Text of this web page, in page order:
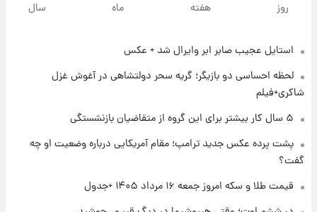
روزها پربارش‌تر خواهند بود؟
۱ روز پیش
شد؛ تیکدری، محبی و سرگیف با اعداد ویژه
۱ روز پیش
شد+فیلم
۱ روز پیش
روز هفته ماه سال
استایل عجیب صابر ابر وایرال شد + عکس
لحظه احساسی دو بازیگر؛ گریه سحر دولتشاهی در آغوش غزل
شاکری+فیلم
۵ سال کار بیشتر برای این گروه از متقاضیان بازنشستگی
پشت پرده عکس جدید ترامپ؛ مقام آمریکایی درباره وضعیت او چه
گفت؟
قیمت طلا و سکه امروز جمعه ۱۶ مرداد ۱۴۰۵ +جدول